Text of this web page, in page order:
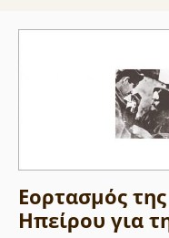
Εορτασμός
Ηπείρου για